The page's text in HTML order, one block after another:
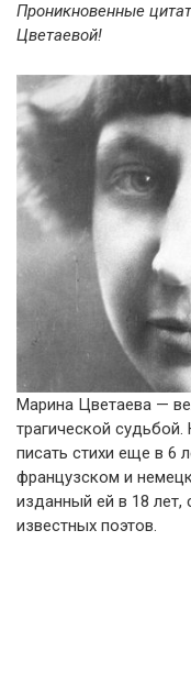
Проникновенные
Цветаевой!
Марина Цветаева —
трагической судьбой.
писать стихи еще в 6
французском и
изданный ей в 18 лет,
известных поэтов.